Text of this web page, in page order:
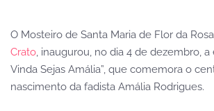
O Mosteiro de Santa Maria de Flor da
Crato, inaugurou, no dia 4 de dezembro, a
Vinda Sejas Amália”, que comemora o
nascimento da fadista Amália Rodrigues.